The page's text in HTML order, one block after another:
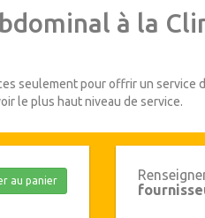
à la
seulement pour offrir un service
le plus haut niveau de service.
au panier